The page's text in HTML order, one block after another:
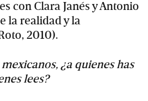
con Clara Janés y Antonio
la realidad y la
2010).
¿a quienes has
lees?